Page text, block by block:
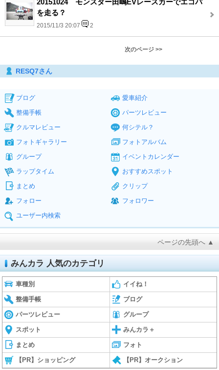
20151024 モンスター田嶋EVレースカーでエコパ
を走る？
2015/11/3 20:07 2
次のページ >>
RESQ7さん
ブログ
愛車紹介
整備手帳
パーツレビュー
クルマレビュー
何シテル？
フォトギャラリー
フォトアルバム
グループ
イベントカレンダー
ラップタイム
おすすめスポット
まとめ
クリップ
フォロー
フォロワー
ユーザー内検索
ページの先頭へ ▲
みんカラ 人気のカテゴリ
車種別 イイね！
整備手帳 ブログ
パーツレビュー グループ
スポット みんカラ＋
まとめ フォト
【PR】ショッピング 【PR】オークション